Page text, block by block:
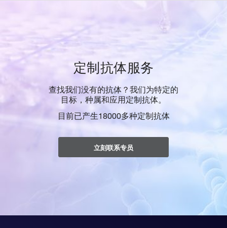
定制抗体服务
查找我们没有的抗体？我们为特定的
目标，种属和应用定制抗体。
目前已产生18000多种定制抗体
立刻联系专员